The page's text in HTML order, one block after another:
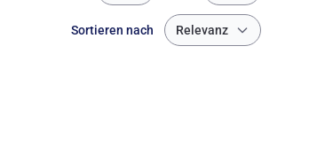
Sortieren nach Relevanz